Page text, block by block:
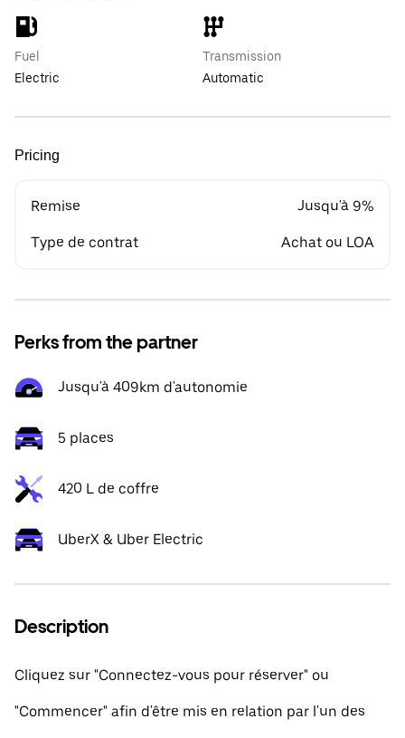
Fuel
Electric
Transmission
Automatic
Pricing
Remise Jusqu'à 9%
Type de contrat Achat ou LOA
Perks from the partner
Jusqu'à 409km d'autonomie
5 places
420 L de coffre
UberX & Uber Electric
Description
Cliquez sur "Connectez-vous pour réserver" ou
"Commencer" afin d'être mis en relation par l'un des